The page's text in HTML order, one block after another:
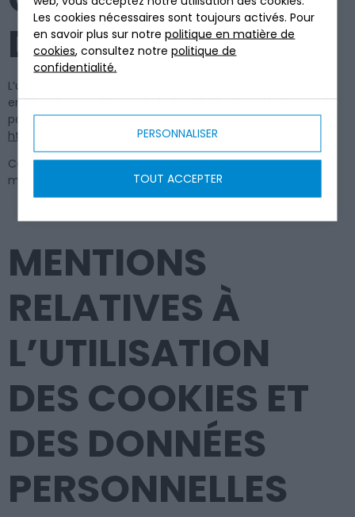
Les cookies nécessaires sont toujours activés. Pour
en savoir plus sur notrepolitique en matière de
cookies, consultez notrepolitique de
confidentialité.
PERSONNALISER
TOUT ACCEPTER
D’UTILISATION
L’utilisation du présent site implique l’acceptation pleine et
entière des conditions générales d’utilisation décrites sur la
page internet dédié accessible ici :
https://www.tricel.fr/politique-utilisation-du-site
Ces conditions d’utilisation sont susceptibles d’être
modifiées ou complétées à tout moment.
MENTIONS
RELATIVES À
L’UTILISATION
DES COOKIES ET
DES DONNÉES
PERSONNELLES